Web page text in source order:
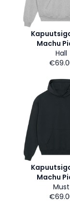
Machu
Hall
Machu
Must